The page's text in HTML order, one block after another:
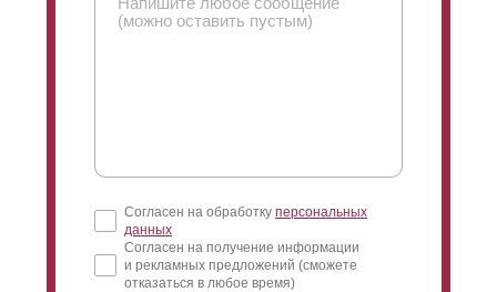
Согласен на обработку персональных
данных
Согласен на получение информации
и рекламных предложений (сможете
отказаться в любое время)